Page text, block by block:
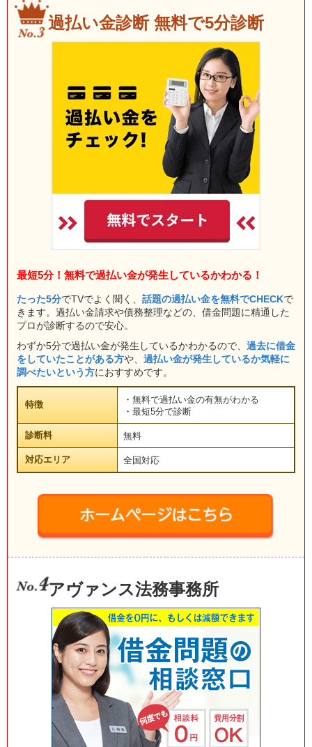
過払い金診断 無料で5分診断
最短5分！無料で過払い金が発生しているかわかる！
たった5分でTVでよく聞く、 話題の過払い金を無料でCHECKで
きます。過払い金請求や債務整理などの、借金問題に精通した
プロが診断するので安心。
わずか5分で過払い金が発生しているかわかるので、 過去に借金
をしていたことがある方や、 過払い金が発生しているか気軽に
調べたいという方におすすめです。
特徴
・無料で過払い金の有無がわかる
・最短5分で診断
診断料 無料
対応エリア 全国対応
アヴァンス法務事務所